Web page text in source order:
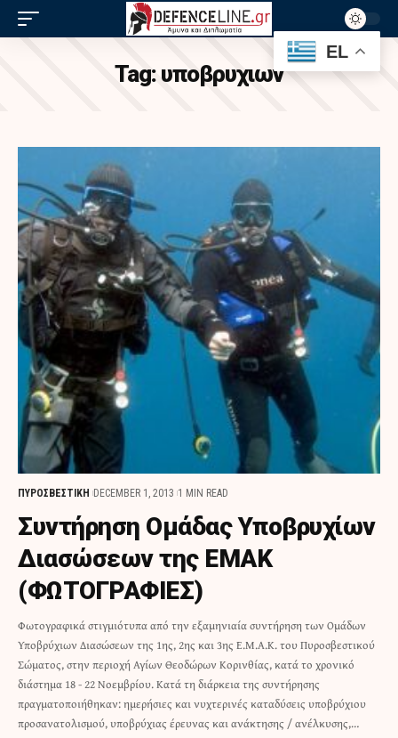
Tag: υποβρυχιων
ΠΥΡΟΣΒΕΣΤΙΚΗ DECEMBER 1, 2013 1 MIN READ
Συντήρηση Ομάδας Υποβρυχίων
Διασώσεων της ΕΜΑΚ
(ΦΩΤΟΓΡΑΦΙΕΣ)
Φωτογραφικά στιγμιότυπα από την εξαμηνιαία συντήρηση των Ομάδων
Υποβρύχιων Διασώσεων της 1ης, 2ης και 3ης Ε.Μ.Α.Κ. του Πυροσβεστικού
Σώματος, στην περιοχή Αγίων Θεοδώρων Κορινθίας, κατά το χρονικό
διάστημα 18 - 22 Νοεμβρίου. Κατά τη διάρκεια της συντήρησης
πραγματοποιήθηκαν: ημερήσιες και νυχτερινές καταδύσεις υποβρύχιου
προσανατολισμού, υποβρύχιας έρευνας και ανάκτησης / ανέλκυσης,…
EL